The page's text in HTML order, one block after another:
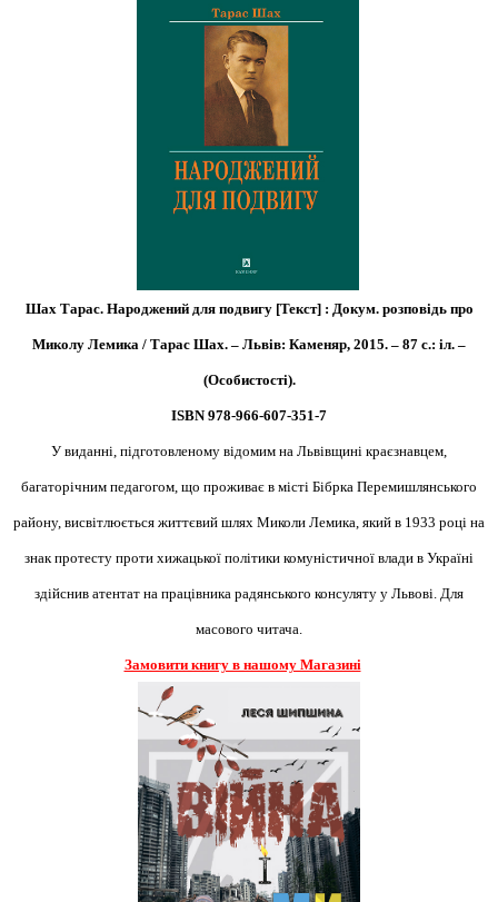
Шах Тарас. Народжений для подвигу [Текст] : Докум. розповідь про
Миколу Лемика / Тарас Шах. – Львів: Каменяр, 2015. – 87 с.: іл. –
(Особистості).
ISBN 978-966-607-351-7
У виданні, підготовленому відомим на Львівщині краєзнавцем,
багаторічним педагогом, що проживає в місті Бібрка Перемишлянського
району, висвітлюється життєвий шлях Миколи Лемика, який в 1933 році на
знак протесту проти хижацької політики комуністичної влади в Україні
здійснив атентат на працівника радянського консуляту у Львові. Для
масового читача.
Замовити книгу в нашому Магазині